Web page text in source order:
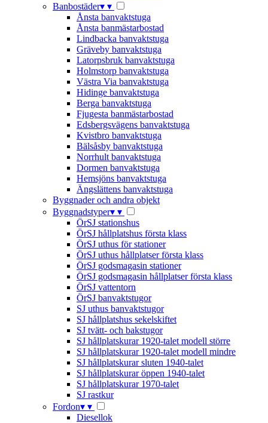
Banbostäder▾ ▾
Ånsta banvaktstuga
Ånsta banmästarbostad
Lindbacka banvaktstuga
Gräveby banvaktstuga
Latorpsbruk banvaktstuga
Holmstorp banvaktstuga
Västra Via banvaktstuga
Hidinge banvaktstuga
Berga banvaktstuga
Fjugesta banmästarbostad
Edsbergsvägens banvaktstuga
Kvistbro banvaktstuga
Bälsåsby banvaktstuga
Norrhult banvaktstuga
Dormen banvaktstuga
Hemsjöns banvaktstuga
Ängslättens banvaktstuga
Byggnader och andra objekt
Byggnadstyper▾ ▾
ÖrSJ stationshus
ÖrSJ hållplatshus första klass
ÖrSJ uthus för stationer
ÖrSJ uthus hållplatser första klass
ÖrSJ godsmagasin stationer
ÖrSJ godsmagasin hållplatser första klass
ÖrSJ vattentorn
ÖrSJ banvaktstugor
SJ uthus banvaktstugor
SJ hållplatshus sekelskiftet
SJ tvätt- och bakstugor
SJ hållplatskurar 1920-talet modell större
SJ hållplatskurar 1920-talet modell mindre
SJ hållplatskurar sluten 1940-talet
SJ hållplatskurar öppen 1940-talet
SJ hållplatskurar 1970-talet
SJ rastkur
Fordon▾ ▾
Diesellok